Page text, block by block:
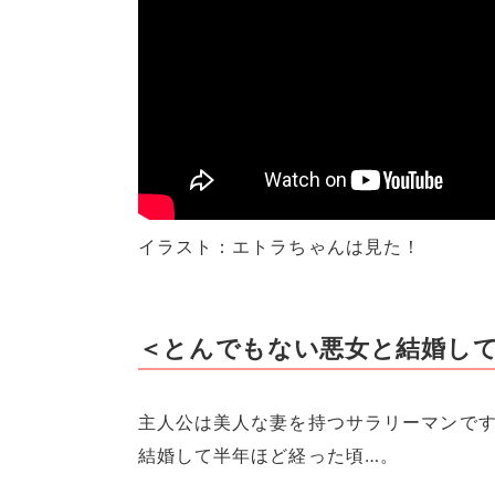
イラスト：エトラちゃんは見た！
＜とんでもない悪女と結婚し
主人公は美人な妻を持つサラリーマンです
結婚して半年ほど経った頃…。